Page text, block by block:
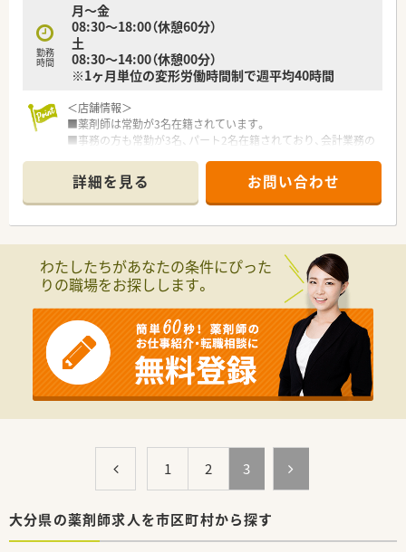
勤務
時間
月～金
08:30～18:00（休憩60分）
土
08:30～14:00（休憩00分）
※1ヶ月単位の変形労働時間制で週平均40時間
＜店舗情報＞
■薬剤師は常勤が3名在籍されています。
■事務の方も常勤が3名、パート2名在籍されており、会計業務の
■薬歴はハイブリッジで分包機はタカゾノでございます。
■門前は内科を中心に外科も含めた幅広い科目を診療されてい
ます。
■投薬ブースは3箇所あり、座り投薬のためじっくり患者様に関
■水剤は咳止めで使用される程度で、頻繁にはでておりません。
＜法人特徴＞
■非常に風通しが良く、職員からの提案にしっかり耳にを傾けて
いただける社風です。
■遠方から赴任される方のために借上げ社宅制度もございま
す。
■門前の病院とも非常に良好な関係を築いております。
詳細を見る お問い合わせ
わたしたちがあなたの条件にぴった
りの職場をお探しします。
1 2 3
大分県の薬剤師求人を市区町村から探す